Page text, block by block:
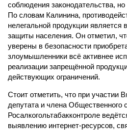
соблюдения законодательства,
По словам Калинина,
нелегальной продукции
защиты населения. Он отметил,
уверены в безопасности
злоумышленники всё активнее
реализации запрещённой
действующих ограничений.
Стоит отметить, что при участии
депутата и члена Общественного
Росалкогольтабакконтроле
выявлению интернет-ресурсов,